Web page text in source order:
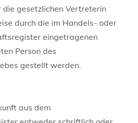
gesetzlichen Vertreterin
durch die im Handels- oder
eingetragenen
Person des
gestellt werden.
aus dem